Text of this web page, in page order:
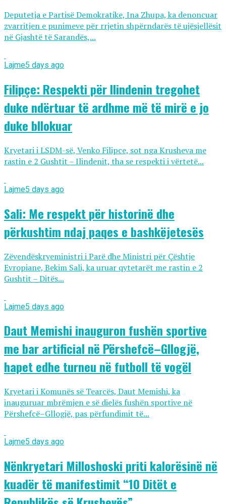
Deputetja e Partisë Demokratike, Ina Zhupa, ka denoncuar
zvarritjen e punimeve për rrjetin shpërndarës të ujësjellësit
në Gjashtë të Sarandës,...
Lajme5 days ago
Filipçe: Respekti për Ilindenin tregohet
duke ndërtuar të ardhme më të mirë e jo
duke bllokuar
Kryetari i LSDM-së, Venko Filipce, sot nga Krusheva me
rastin e 2 Gushtit – Ilindenit, tha se respekti i vërtetë...
Lajme5 days ago
Sali: Me respekt për historinë dhe
përkushtim ndaj paqes e bashkëjetesës
Zëvendëskryeministri i Parë dhe Ministri për Çështje
Evropiane, Bekim Sali, ka uruar qytetarët me rastin e 2
Gushtit – Ditës...
Lajme5 days ago
Daut Memishi inauguron fushën sportive
me bar artificial në Përshefcë–Gllogjë,
hapet edhe turneu në futboll të vogël
Kryetari i Komunës së Tearcës, Daut Memishi, ka
inauguruar mbrëmjen e së dielës fushën sportive në
Përshefcë–Gllogjë, pas përfundimit të...
Lajme5 days ago
Nënkryetari Milloshoski priti kalorësinë në
kuadër të manifestimit “10 Ditët e